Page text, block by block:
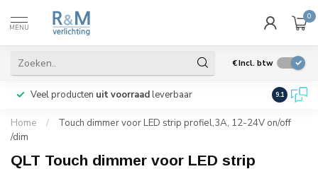
MENU
0
€Incl. btw
Veel producten uit voorraadleverbaar Wij
9.1
Home /
Touch dimmer voor LED strip profiel,3A, 12-24V on/off
/dim
QLT Touch dimmer voor LED strip